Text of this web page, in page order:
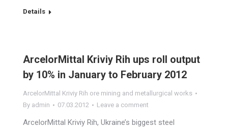
Details
ArcelorMittal Kriviy Rih ups roll output
by 10% in January to February 2012
ArcelorMittal Kriviy Rih ore mining and metallurgical works
By admin 07.03.2012 Leave a comment
ArcelorMittal Kriviy Rih, Ukraine’s biggest steel